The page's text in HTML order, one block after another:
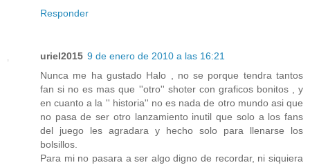
Responder
uriel2015 9 de enero de 2010 a las 16:21
Nunca me ha gustado Halo , no se porque tendra tantos
fan si no es mas que ''otro'' shoter con graficos bonitos , y
en cuanto a la '' historia'' no es nada de otro mundo asi que
no pasa de ser otro lanzamiento inutil que solo a los fans
del juego les agradara y hecho solo para llenarse los
bolsillos.
Para mi no pasara a ser algo digno de recordar, ni siquiera